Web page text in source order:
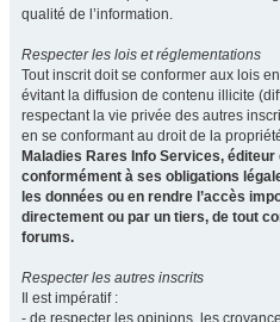
qualité de l’information.
Respecter les lois et réglementations
Tout inscrit doit se conformer aux lois
évitant la diffusion de contenu illicite
respectant la vie privée des autres
en se conformant au droit de la
Maladies Rares Info Services,
conformément à ses obligations
les données ou en rendre l’accès
directement ou par un tiers, de tout
forums.
Respecter les autres inscrits
Il est impératif :
- de respecter les opinions, les